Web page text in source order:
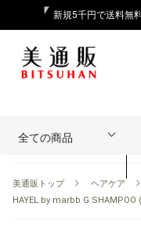
新規5千円で送料無
美通販トップ ヘアケア
HAYEL by marbb G SHAMPOO